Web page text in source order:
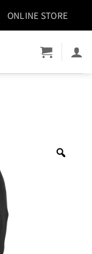
ONLINE STORE